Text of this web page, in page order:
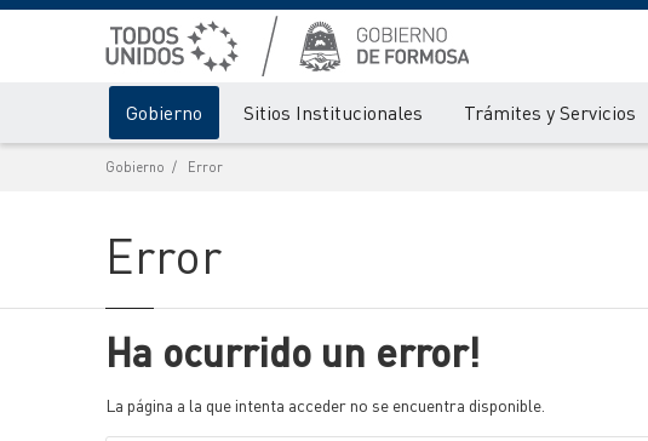
Gobierno Sitios Institucionales Trámites y Servicios
Gobierno Error
Error
Ha ocurrido un error!
La página a la que intenta acceder no se encuentra disponible.